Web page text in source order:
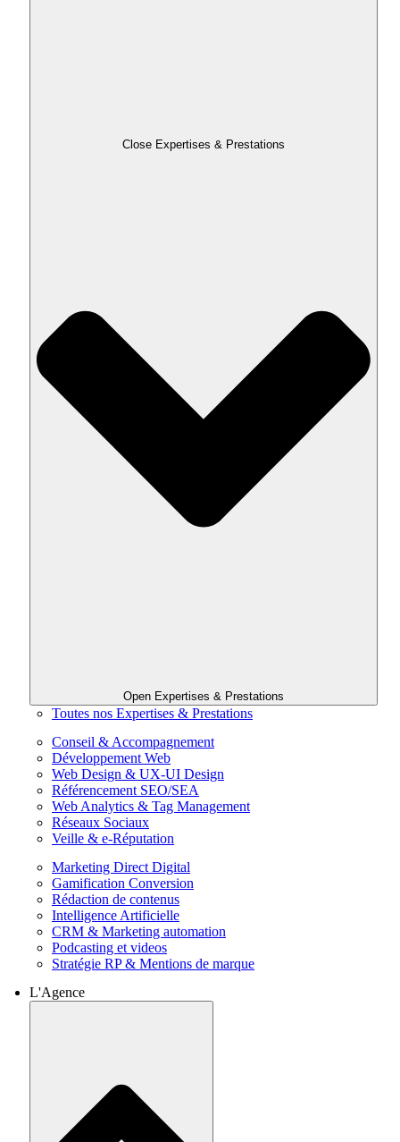
Close Expertises & Prestations
Open Expertises & Prestations
Toutes nos Expertises & Prestations
Conseil & Accompagnement
Développement Web
Web Design & UX-UI Design
Référencement SEO/SEA
Web Analytics & Tag Management
Réseaux Sociaux
Veille & e-Réputation
Marketing Direct Digital
Gamification Conversion
Rédaction de contenus
Intelligence Artificielle
CRM & Marketing automation
Podcasting et videos
Stratégie RP & Mentions de marque
L'Agence